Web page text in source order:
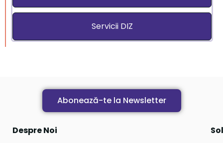
Servicii DIZ
Abonează-te la Newsletter
Despre Noi